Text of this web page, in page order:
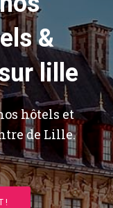
&
lille
hôtels et
de Lille.
!